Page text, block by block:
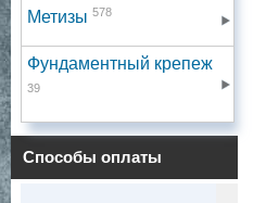
Метизы 578
Фундаментный крепеж
39
Способы оплаты